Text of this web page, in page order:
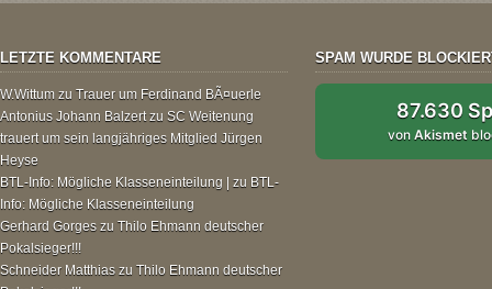
LETZTE KOMMENTARE
W.Wittum zu Trauer um Ferdinand BÃ¤uerle
Antonius Johann Balzertzu SC Weitenung
trauert um sein langjähriges Mitglied Jürgen
Heyse
BTL-Info: Mögliche Klasseneinteilung |
zu BTL-
Info: Mögliche Klasseneinteilung
Gerhard Gorges zu Thilo Ehmann deutscher
Pokalsieger!!!
Schneider Matthias zu Thilo Ehmann deutscher
SPAM WURDE
87.630
vonAkismet